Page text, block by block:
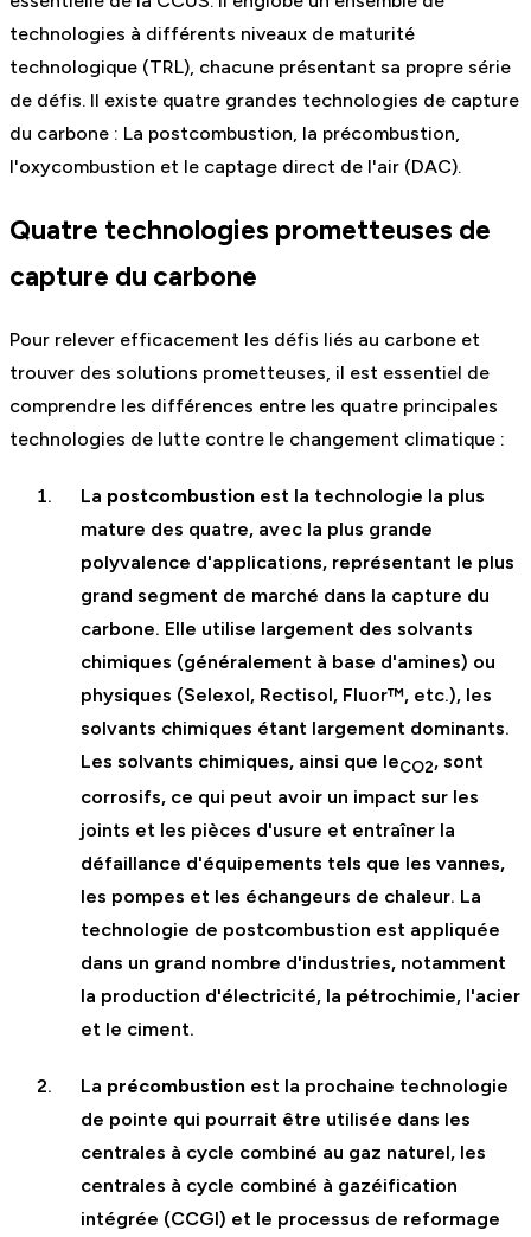
technologies à différents niveaux de maturité
technologique (TRL), chacune présentant sa propre série
de défis. Il existe quatre grandes technologies de capture
du carbone : La postcombustion, la précombustion,
l'oxycombustion et le captage direct de l'air (DAC).
Quatre technologies prometteuses de
capture du carbone
Pour relever efficacement les défis liés au carbone et
trouver des solutions prometteuses, il est essentiel de
comprendre les différences entre les quatre principales
technologies de lutte contre le changement climatique :
La postcombustion est la technologie la plus
mature des quatre, avec la plus grande
polyvalence d'applications, représentant le plus
grand segment de marché dans la capture du
carbone. Elle utilise largement des solvants
chimiques (généralement à base d'amines) ou
physiques (Selexol, Rectisol, Fluor™, etc.), les
solvants chimiques étant largement dominants.
Les solvants chimiques, ainsi que leCO2, sont
corrosifs, ce qui peut avoir un impact sur les
joints et les pièces d'usure et entraîner la
défaillance d'équipements tels que les vannes,
les pompes et les échangeurs de chaleur. La
technologie de postcombustion est appliquée
dans un grand nombre d'industries, notamment
la production d'électricité, la pétrochimie, l'acier
et le ciment.
La précombustion est la prochaine technologie
de pointe qui pourrait être utilisée dans les
centrales à cycle combiné au gaz naturel, les
centrales à cycle combiné à gazéification
intégrée (CCGI) et le processus de reformage